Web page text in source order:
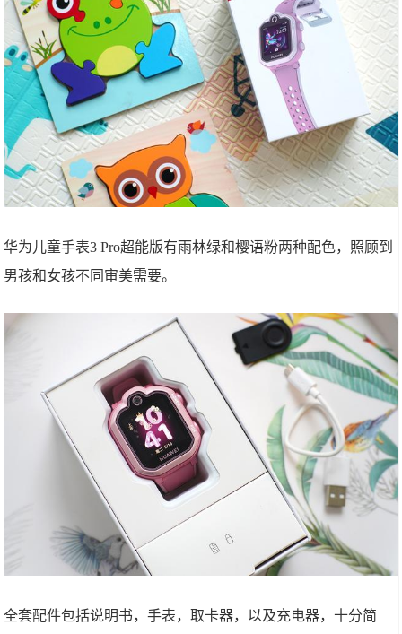
华为儿童手表3 Pro超能版有雨林绿和樱语粉两种配色，照顾到
男孩和女孩不同审美需要。
全套配件包括说明书，手表，取卡器，以及充电器，十分简